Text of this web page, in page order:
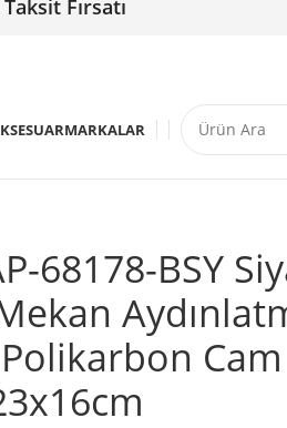
Fırsatı
MARKALAR
68178-BSY
Polikarbon Cam